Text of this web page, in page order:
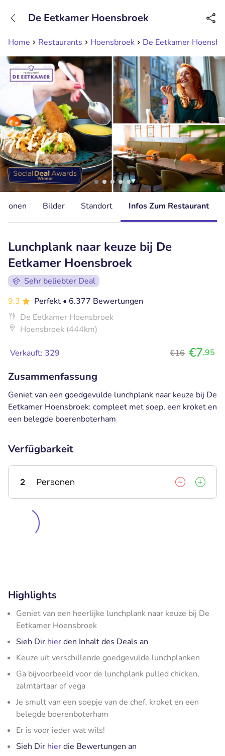
Erreichbar bis 23:00 Uhr (max 0,09€/Min)
Home Restaurants Hoensbroek De Eetkamer
De Eetkamer Hoensbroek
Bilder Standort Infos Zum Restaurant
Lunchplank naar keuze bij De
Eetkamer Hoensbroek
Sehr beliebter Deal
9.3
Perfekt • 6.377 Bewertungen
De Eetkamer Hoensbroek
Hoensbroek (444km)
Verkauft: 329 €16 €7,95
Zusammenfassung
Geniet van een goedgevulde lunchplank naar keuze bij De
Eetkamer Hoensbroek: compleet met soep, een kroket en
een belegde boerenboterham
Verfügbarkeit
2 Personen
Highlights
Geniet van een heerlijke lunchplank naar keuze bij De
Eetkamer Hoensbroek
Sieh Dir hierden Inhalt des Deals an
Keuze uit verschillende goedgevulde lunchplanken
Ga bijvoorbeeld voor de lunchplank pulled chicken,
zalmtartaar of vega
Je smult van een soepje van de chef, kroket en een
belegde boerenboterham
Er is voor ieder wat wils!
Sieh Dir hierdie Bewertungen an